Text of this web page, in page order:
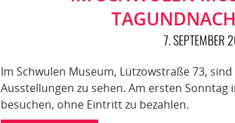
7. SEPTEMBER
Im Schwulen Museum, Lützowstraße 73,
Ausstellungen zu sehen. Am ersten
besuchen, ohne Eintritt zu bezahlen.